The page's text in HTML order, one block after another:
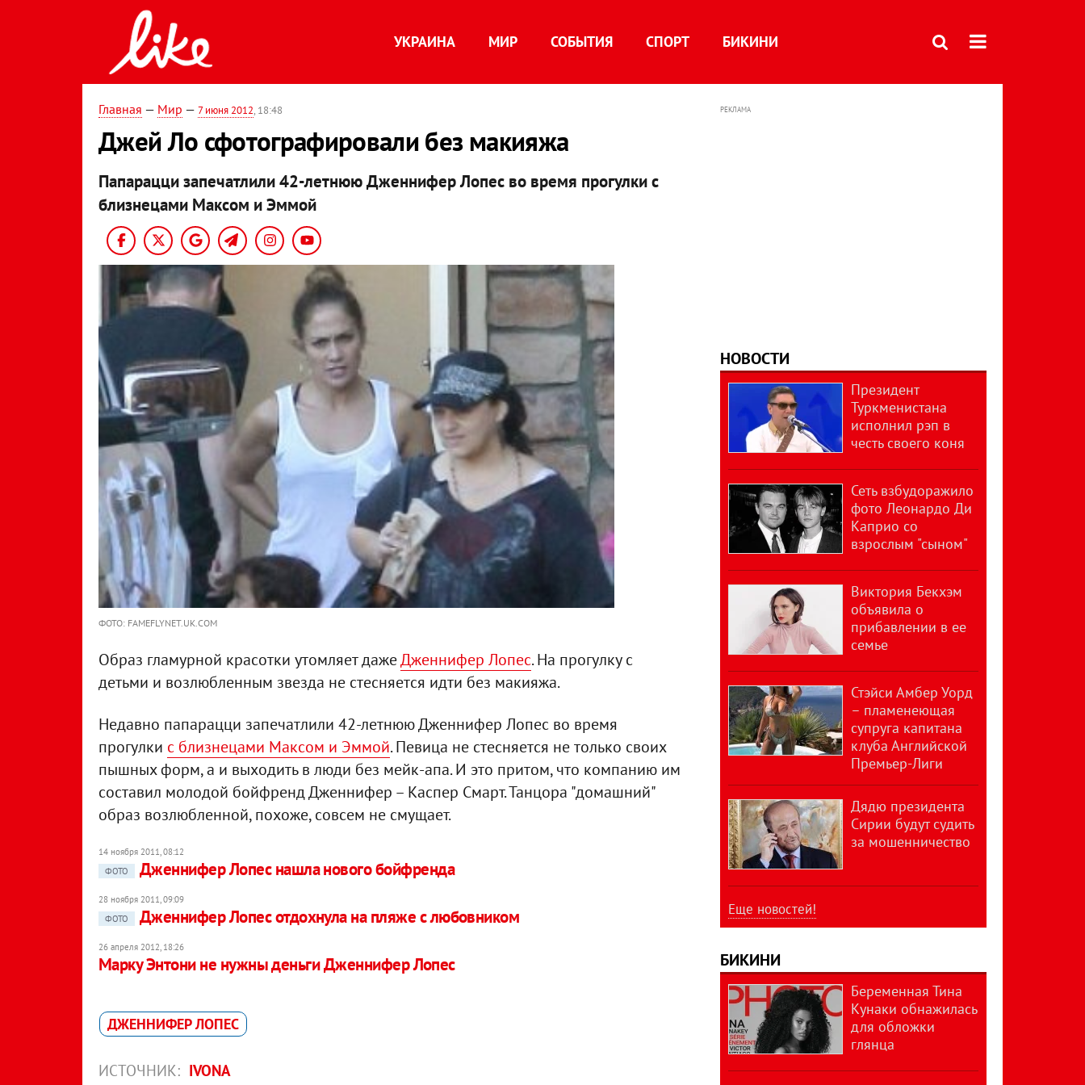
УКРАИНА МИР СОБЫТИЯ СПОРТ БИКИНИ
Главная — Мир — 7 июня 2012, 18:48
Джей Ло сфотографировали без макияжа
Папарацци запечатлили 42-летнюю Дженнифер Лопес во время прогулки с
близнецами Максом и Эммой
ФОТО: FAMEFLYNET.UK.COM
Образ гламурной красотки утомляет дажеДженнифер Лопес. На прогулку с
детьми и возлюбленным звезда не стесняется идти без макияжа.
Недавно папарацци запечатлили 42-летнюю Дженнифер Лопес во время
прогулки с близнецами Максом и Эммой. Певица не стесняется не только своих
пышных форм, а и выходить в люди без мейк-апа. И это притом, что компанию им
составил молодой бойфренд Дженнифер – Каспер Смарт. Танцора "домашний"
образ возлюбленной, похоже, совсем не смущает.
14 ноября 2011, 08:12
ФОТО
Дженнифер Лопес нашла нового бойфренда
28 ноября 2011, 09:09
ФОТО
Дженнифер Лопес отдохнула на пляже с любовником
26 апреля 2012, 18:26
Марку Энтони не нужны деньги Дженнифер Лопес
ДЖЕННИФЕР ЛОПЕС
ИСТОЧНИК: IVONA
РЕКЛАМА
НОВОСТИ
Президент
Туркменистана
исполнил рэп в
честь своего коня
Сеть взбудоражило
фото Леонардо Ди
Каприо со
взрослым "сыном"
Виктория Бекхэм
объявила о
прибавлении в ее
семье
Стэйси Амбер Уорд
– пламенеющая
супруга капитана
клуба Английской
Премьер-Лиги
Дядю президента
Сирии будут судить
за мошенничество
Еще новостей!
БИКИНИ
Беременная Тина
Кунаки обнажилась
для обложки
глянца